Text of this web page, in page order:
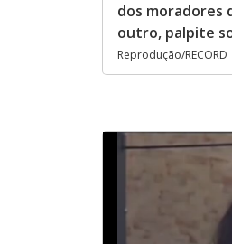
dos moradores
outro, palpite
Reprodução/RECORD